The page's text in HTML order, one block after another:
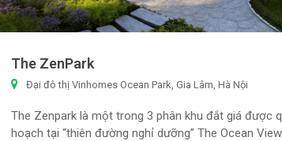
The ZenPark
Đại đô thị Vinhomes Ocean Park, Gia Lâm, Hà Nội
The Zenpark là một trong 3 phân khu đắt giá được
hoạch tại “thiên đường nghỉ dưỡng” The Ocean View